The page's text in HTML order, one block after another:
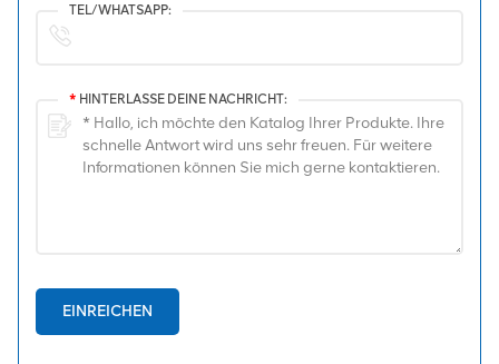
TEL/WHATSAPP:
* HINTERLASSE DEINE NACHRICHT:
EINREICHEN